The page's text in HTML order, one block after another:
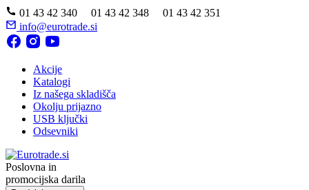
01 43 42 340 01 43 42 348 01 43 42 351
info@eurotrade.si
Akcije
Katalogi
Iz našega skladišča
Okolju prijazno
USB ključki
Odsevniki
Poslovna in
promocijska darila